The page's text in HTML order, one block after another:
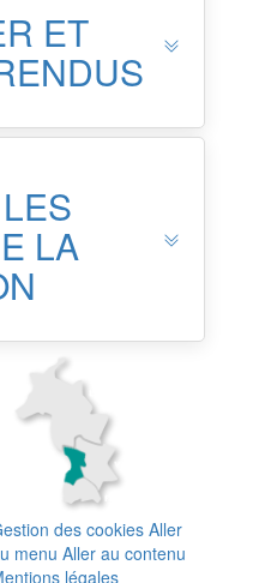
ET
LA
des cookies Aller
menu Aller au contenu
légales